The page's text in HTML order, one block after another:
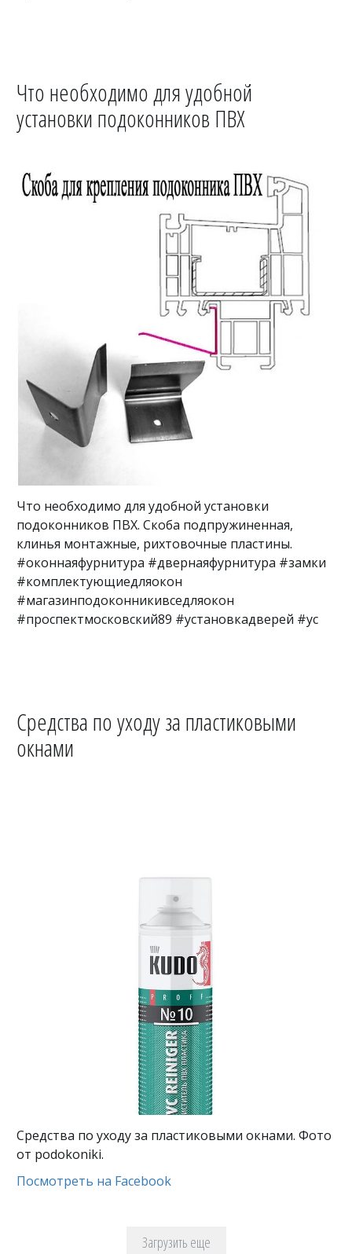
Что необходимо для удобной
установки подоконников ПВХ
Что необходимо для удобной установки
подоконников ПВХ. Скоба подпружиненная,
клинья монтажные, рихтовочные пластины.
#оконнаяфурнитура #двернаяфурнитура #замки
#комплектующиедляокон
#магазинподоконникивседляокон
#проспектмосковский89 #установкадверей #ус
Средства по уходу за пластиковыми
окнами
Средства по уходу за пластиковыми окнами. Фото
от podokoniki.
Посмотреть на Facebook
Загрузить еще